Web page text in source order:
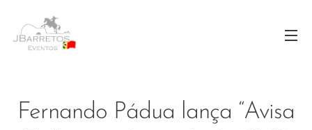
Fernando Pádua lança “Avisa